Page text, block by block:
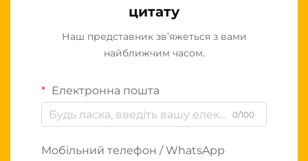
цитату
Наш представник зв’яжеться з вами
найближчим часом.
Електронна пошта
0/100
Мобільний телефон / WhatsApp